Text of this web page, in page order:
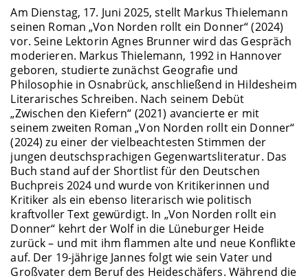
Am Dienstag, 17. Juni 2025, stellt Markus Thielemann
seinen Roman „Von Norden rollt ein Donner“ (2024)
vor. Seine Lektorin Agnes Brunner wird das Gespräch
moderieren. Markus Thielemann, 1992 in Hannover
geboren, studierte zunächst Geografie und
Philosophie in Osnabrück, anschließend in Hildesheim
Literarisches Schreiben. Nach seinem Debüt
„Zwischen den Kiefern“ (2021) avancierte er mit
seinem zweiten Roman „Von Norden rollt ein Donner“
(2024) zu einer der vielbeachtesten Stimmen der
jungen deutschsprachigen Gegenwartsliteratur. Das
Buch stand auf der Shortlist für den Deutschen
Buchpreis 2024 und wurde von Kritikerinnen und
Kritiker als ein ebenso literarisch wie politisch
kraftvoller Text gewürdigt. In „Von Norden rollt ein
Donner“ kehrt der Wolf in die Lüneburger Heide
zurück – und mit ihm flammen alte und neue Konflikte
auf. Der 19-jährige Jannes folgt wie sein Vater und
Großvater dem Beruf des Heideschäfers. Während die